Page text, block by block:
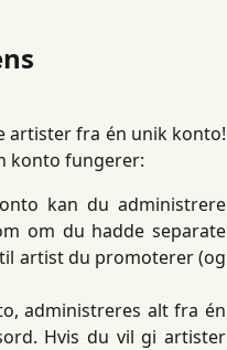
artister fra én unik konto!
konto fungerer:
kan du administrere
om du hadde separate
artist du promoterer (og
administreres alt fra én
Hvis du vil gi artister